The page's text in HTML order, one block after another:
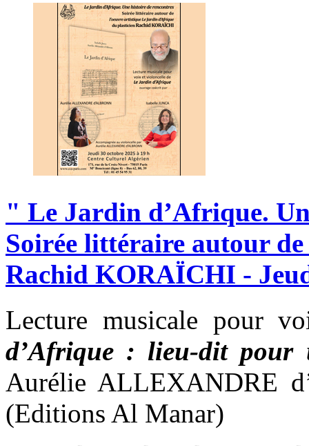
" Le Jardin d’Afrique.
Soirée littéraire autour de
Rachid KORAÏCHI -
Lecture musicale pour
d’Afrique : lieu-dit
Aurélie ALLEXANDRE
(Editions Al Manar)